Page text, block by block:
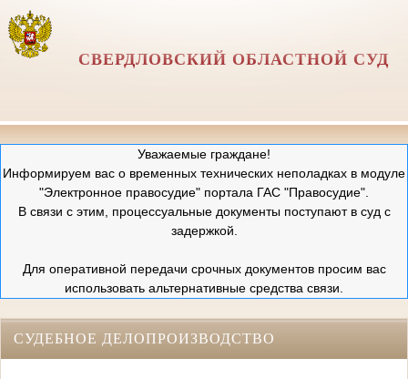
СВЕРДЛОВСКИЙ ОБЛАСТНОЙ СУД
Уважаемые граждане!
Информируем вас о временных технических неполадках в модуле
"Электронное правосудие" портала ГАС "Правосудие".
В связи с этим, процессуальные документы поступают в суд с
задержкой.
Для оперативной передачи срочных документов просим вас
использовать альтернативные средства связи.
СУДЕБНОЕ ДЕЛОПРОИЗВОДСТВО